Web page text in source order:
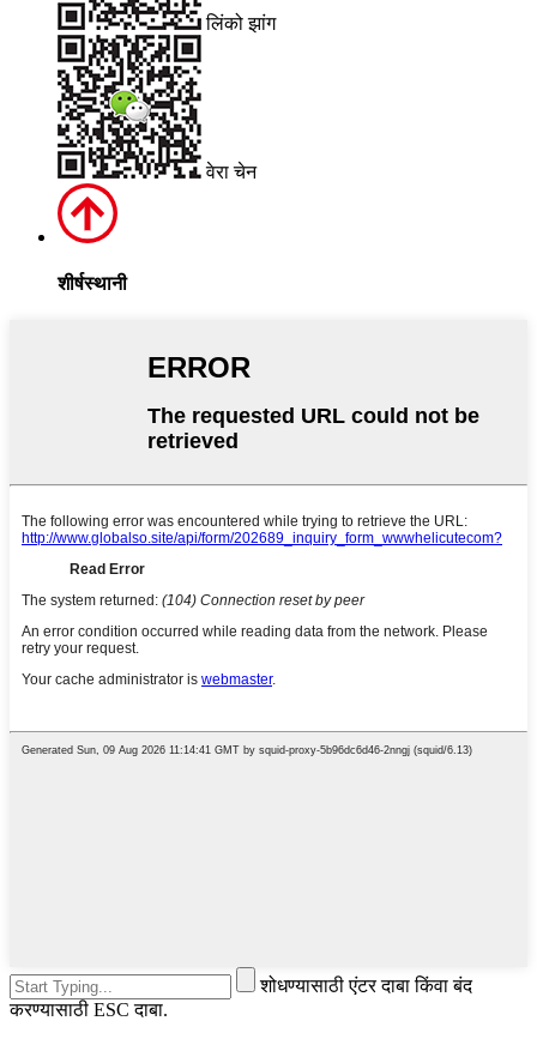
लिंको झांग
वेरा चेन
शीर्षस्थानी
शोधण्यासाठी एंटर दाबा किंवा बंद
करण्यासाठी ESC दाबा.